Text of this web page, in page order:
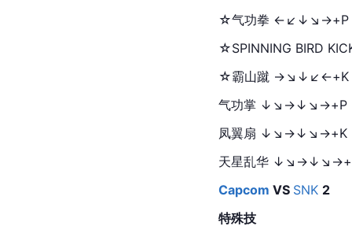
☆气功拳 ←↙↓↘→+P
☆SPINNING BIRD
☆霸山蹴 →↘↓↙←+K
气功掌 ↓↘→↓↘→+P
凤翼扇 ↓↘→↓↘→+K
天星乱华
Capcom VS SNK 2
特殊技